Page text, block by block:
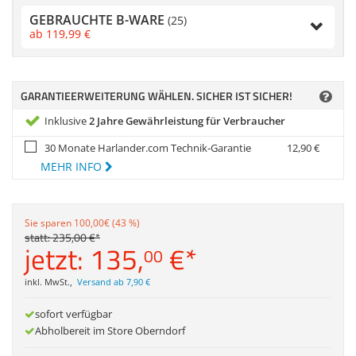
Merkzettel
GEBRAUCHTE B-WARE (25)
ab 119,99 €
GARANTIEERWEITERUNG WÄHLEN. SICHER IST SICHER!
Inklusive2 Jahre Gewährleistung für Verbraucher
30 Monate Harlander.com Technik-Garantie
12,90€
MEHR INFO
Sie sparen 100,00€ (43 %)
statt:235,00€*
jetzt: 135,00 €*
inkl. MwSt., Versand ab 7,90 €
sofort verfügbar
Abholbereit im Store Oberndorf